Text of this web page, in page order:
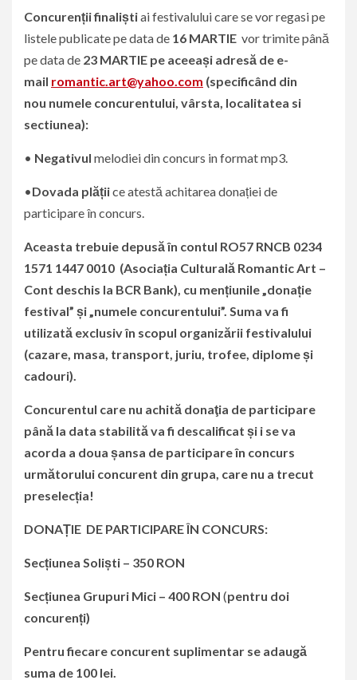
Concurenții finaliștiai festivalului care se vor regasi pe
listele publicate pe data de 16 MARTIE vor trimite până
pe data de 23 MARTIE pe aceeași adresă de e-
mail romantic.art@yahoo.com (specificând din
nou numele concurentului, vârsta, localitatea si
sectiunea):
• Negativul melodiei din concurs in format mp3.
•​Dovada plățiice atestă achitarea donației de
participare în concurs.
Aceasta trebuie depusă în contul RO57 RNCB 0234
1571 1447 0010 (Asociația Culturală Romantic Art –
Cont deschis la BCR Bank), cu mențiunile „donație
festival” și „numele concurentului”. Suma va fi
utilizată exclusiv în scopul organizării festivalului
(cazare, masa, transport, juriu, trofee, diplome și
cadouri).
Concurentul care nu achită donaţia de participare
până la data stabilită va fi descalificat și i se va
acorda a doua șansa de participare în concurs
următorului concurent din grupa, care nu a trecut
preselecția!
DONAȚIE DE PARTICIPARE ÎN CONCURS:
Secțiunea Soliști – 350 RON
Secțiunea Grupuri Mici – 400 RON (pentru doi
concurenți)
Pentru fiecare concurent suplimentar se adaugă
suma de 100 lei.